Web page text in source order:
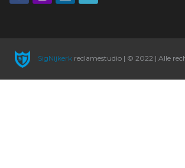
SigNijkerkreclamestudio | © 2022 | Alle